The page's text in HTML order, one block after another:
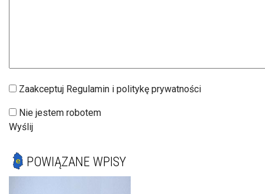
Zaakceptuj Regulamin i politykę prywatności
Nie jestem robotem
Wyślij
POWIĄZANE WPISY